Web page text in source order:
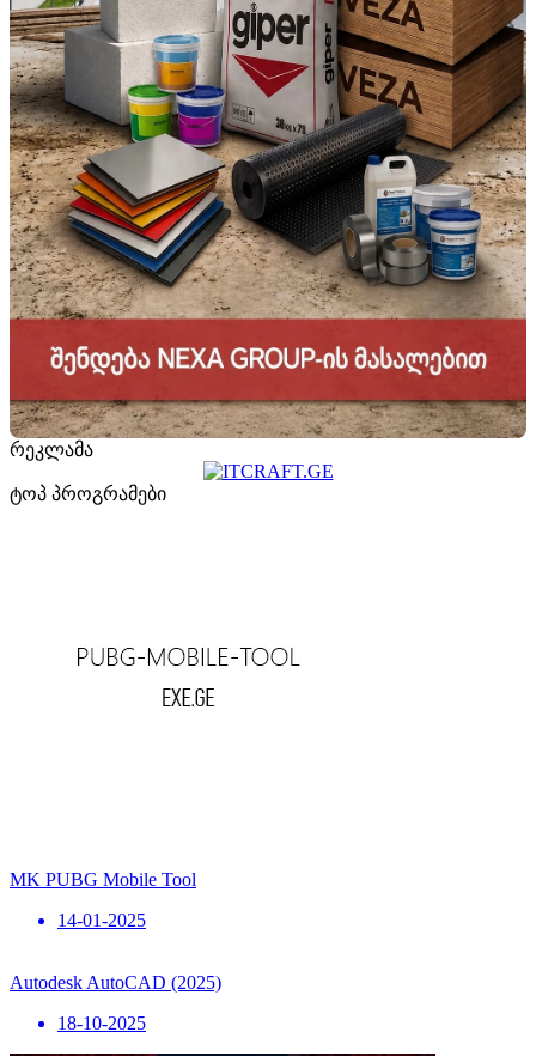
რეკლამა
ტოპ პროგრამები
MK PUBG Mobile Tool
14-01-2025
Autodesk AutoCAD (2025)
18-10-2025